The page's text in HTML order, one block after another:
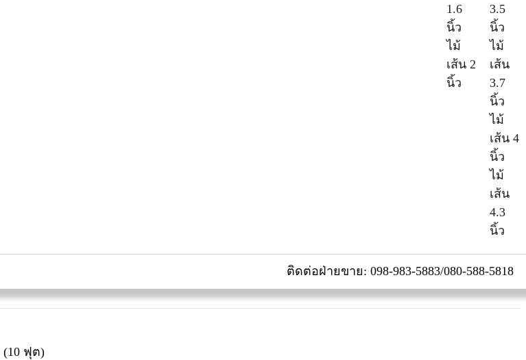
1.6
นิ้ว
ไม้
เส้น 2
นิ้ว
3.5
นิ้ว
ไม้
เส้น
3.7
นิ้ว
ไม้
เส้น 4
นิ้ว
ไม้
เส้น
4.3
นิ้ว
ติดต่อฝ่ายขาย: 098-983-5883/080-588-5818
(10 ฟุต)